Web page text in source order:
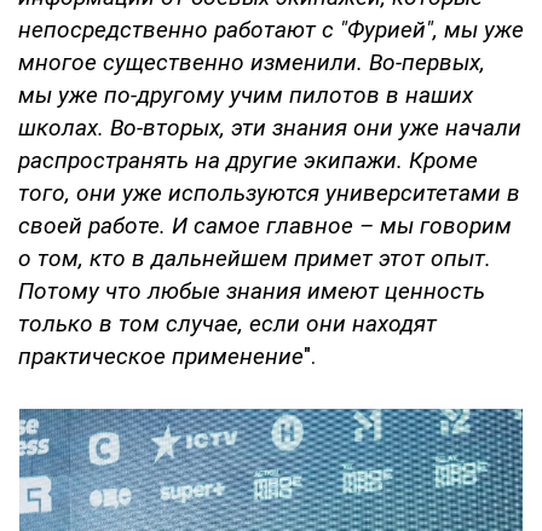
непосредственно работают с "Фурией", мы уже
многое существенно изменили. Во-первых,
мы уже по-другому учим пилотов в наших
школах. Во-вторых, эти знания они уже начали
распространять на другие экипажи. Кроме
того, они уже используются университетами в
своей работе. И самое главное – мы говорим
о том, кто в дальнейшем примет этот опыт.
Потому что любые знания имеют ценность
только в том случае, если они находят
практическое применение".